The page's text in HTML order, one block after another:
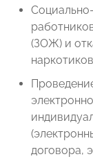
(ЗОЖ) и
договора,